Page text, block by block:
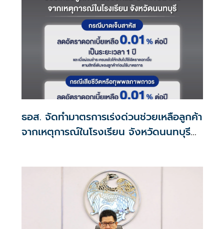
ธอส. จัดทำมาตรการเร่งด่วนช่วยเหลือลูกค้า
จากเหตุการณ์ในโรงเรียน จังหวัดนนทบุรี